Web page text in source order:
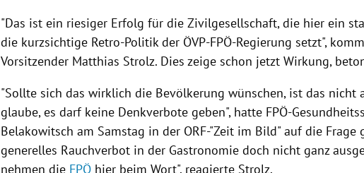
"Das ist ein riesiger Erfolg für die Zivilgesellschaft, die hier ein
die kurzsichtige Retro-Politik der ÖVP-FPÖ-Regierung setzt",
Vorsitzender Matthias Strolz. Dies zeige schon jetzt Wirkung,
"Sollte sich das wirklich die Bevölkerung wünschen, ist das nicht
glaube, es darf keine Denkverbote geben", hatte FPÖ-
Belakowitsch am Samstag in der ORF-"Zeit im Bild" auf die Frage
generelles Rauchverbot in der Gastronomie doch nicht ganz
nehmen die FPÖ hier beim Wort", reagierte Strolz.